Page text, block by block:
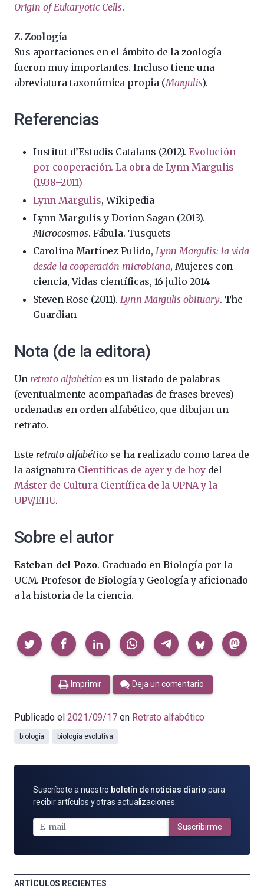
Origin of Eukaryotic Cells.
Z. Zoología
Sus aportaciones en el ámbito de la zoología
fueron muy importantes. Incluso tiene una
abreviatura taxonómica propia (Margulis).
Referencias
Institut d’Estudis Catalans (2012).Evolución
por cooperación. La obra de Lynn Margulis
(1938–2011)
Lynn Margulis, Wikipedia
Lynn Margulis y Dorion Sagan (2013).
Microcosmos. Fábula. Tusquets
Carolina Martínez Pulido, Lynn Margulis: la vida
desde la cooperación microbiana, Mujeres con
ciencia, Vidas científicas, 16 julio 2014
Steven Rose (2011).Lynn Margulis obituary. The
Guardian
Nota (de la editora)
Un retrato alfabéticoes un listado de palabras
(eventualmente acompañadas de frases breves)
ordenadas en orden alfabético, que dibujan un
retrato.
Este retrato alfabético se ha realizado como tarea de
la asignatura Científicas de ayer y de hoydel
Máster de Cultura Científica de la UPNA y la
UPV/EHU.
Sobre el autor
Esteban del Pozo. Graduado en Biología por la
UCM. Profesor de Biología y Geología y aficionado
a la historia de la ciencia.
Compartir
Imprimir Deja un comentario
Publicado el 2021/09/17 en Retrato alfabético
biología biología evolutiva
SUSCRÍBETE
POR
MAIL
Suscríbete a nuestro boletín de noticias diario para
recibir artículos y otras actualizaciones.
Suscribirme
ARTÍCULOS RECIENTES